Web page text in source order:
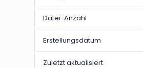
Datei-Anzahl
Erstellungsdatum
Zuletzt aktualisiert